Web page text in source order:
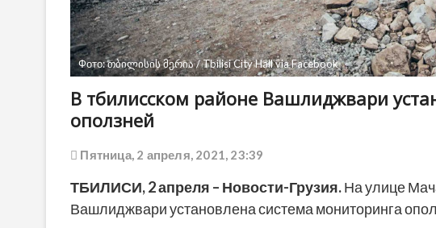
Фото: თბილისის მერია / Tbilisi City Hall via Facebook
В тбилисском районе Вашлиджвари
оползней
Пятница, 2 апреля, 2021, 23:39
ТБИЛИСИ, 2 апреля – Новости-Грузия.На улице
Вашлиджвари установлена система мониторинга